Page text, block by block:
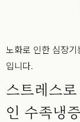
노화로 인한 심장
입니다.
스트레스
인 수족냉